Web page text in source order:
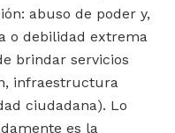
abuso de poder y,
o debilidad extrema
brindar servicios
infraestructura
ciudadana). Lo
es la